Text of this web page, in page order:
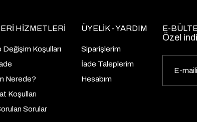
HİZMETLERİ
Değişim Koşulları
Nerede?
Koşulları
Sorular
ÜYELİK - YARDIM
Siparişlerim
İade Taleplerim
Hesabım
E-
Özel